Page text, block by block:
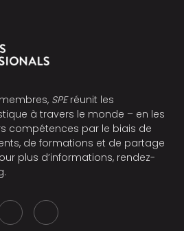
SPEréunit les
à travers le monde – en les
compétences par le biais de
de formations et de partage
plus d’informations, rendez-
.